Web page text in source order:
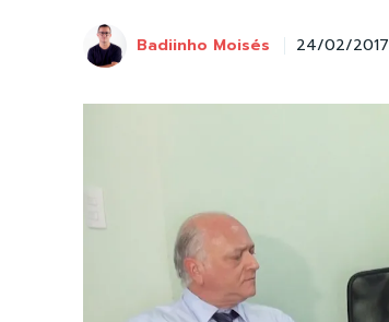
Badiinho Moisés 24/02/2017